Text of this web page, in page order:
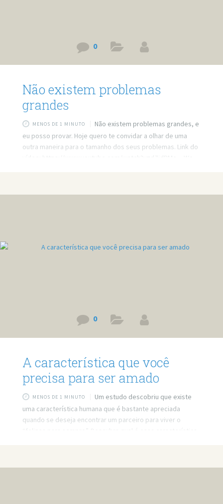
0
Não existem problemas
grandes
MENOS DE 1 MINUTO
Não existem problemas grandes, e
eu posso provar. Hoje quero te convidar a olhar de uma
outra maneira para o tamanho dos seus problemas. Link do
0
A característica que você
precisa para ser amado
MENOS DE 1 MINUTO
Um estudo descobriu que existe
uma característica humana que é bastante apreciada
quando se deseja encontrar um parceiro para viver o